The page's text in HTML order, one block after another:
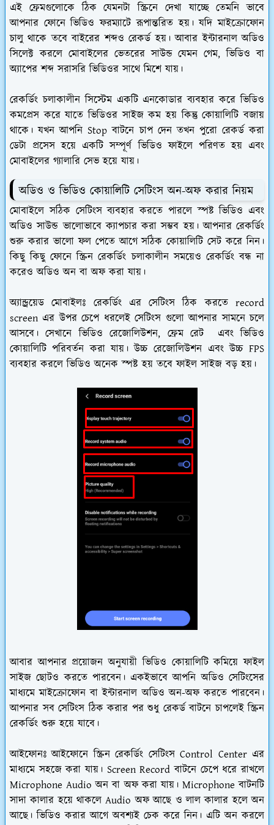
এই ফ্রেমগুলোকে ঠিক যেমনটা স্ক্রিনে দেখা যাচ্ছে তেমনি ভাবে
আপনার ফোনে ভিডিও ফরম্যাটে রূপান্তরিত হয়। যদি মাইক্রোফোন
চালু থাকে তবে বাইরের শব্দও রেকর্ড হয়। আবার ইন্টারনাল অডিও
সিলেক্ট করলে মোবাইলের ভেতরের সাউন্ড যেমন গেম, ভিডিও বা
অ্যাপের শব্দ সরাসরি ভিডিওর সাথে মিশে যায়।
রেকর্ডিং চলাকালীন সিস্টেম একটি এনকোডার ব্যবহার করে ভিডিও
কমপ্রেস করে যাতে ভিডিওর সাইজ কম হয় কিন্তু কোয়ালিটি বজায়
থাকে। যখন আপনি Stop বাটনে চাপ দেন তখন পুরো রেকর্ড করা
ডেটা প্রসেস হয়ে একটি সম্পূর্ণ ভিডিও ফাইলে পরিণত হয় এবং
মোবাইলের গ্যালারি সেভ হয়ে যায়।
অডিও ও ভিডিও কোয়ালিটি সেটিংস অন-অফ করার নিয়ম
মোবাইলে সঠিক সেটিংস ব্যবহার করতে পারলে স্পষ্ট ভিডিও এবং
অডিও সাউন্ড ভালোভাবে ক্যাপচার করা সম্ভব হয়। আপনার রেকর্ডিং
শুরু করার ভালো ফল পেতে আগে সঠিক কোয়ালিটি সেট করে নিন।
কিছু কিছু ফোনে স্ক্রিন রেকর্ডিং চলাকালীন সময়েও রেকর্ডিং বন্ধ না
করেও অডিও অন বা অফ করা যায়।
অ্যান্ড্রয়েড মোবাইলঃ রেকর্ডিং এর সেটিংস ঠিক করতে record
screen এর উপর চেপে ধরলেই সেটিংস গুলো আপনার সামনে চলে
আসবে। সেখানে ভিডিও রেজোলিউশন, ফ্রেম রেট এবং ভিডিও
কোয়ালিটি পরিবর্তন করা যায়। উচ্চ রেজোলিউশন এবং উচ্চ FPS
ব্যবহার করলে ভিডিও অনেক স্পষ্ট হয় তবে ফাইল সাইজ বড় হয়।
আবার আপনার প্রয়োজন অনুযায়ী ভিডিও কোয়ালিটি কমিয়ে ফাইল
সাইজ ছোটও করতে পারবেন। একইভাবে আপনি অডিও সেটিংসের
মাধ্যমে মাইক্রোফোন বা ইন্টারনাল অডিও অন-অফ করতে পারবেন।
আপনার সব সেটিংস ঠিক করার পর শুধু রেকর্ড বাটনে চাপলেই স্ক্রিন
রেকর্ডিং শুরু হয়ে যাবে।
আইফোনঃআইফোনে স্ক্রিন রেকর্ডিং সেটিংস Control Center এর
মাধ্যমে সহজে করা যায়। Screen Record বাটনে চেপে ধরে রাখলে
Microphone Audio অন বা অফ করা যায়। Microphone বাটনটি
সাদা কালার হয়ে থাকলে Audio অফ আছে ও লাল কালার হলে অন
আছে। ভিডিও করার আগে অবশ্যই চেক করে নিন। এটি অন করলে